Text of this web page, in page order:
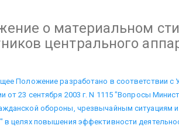
о материальном
центрального
Положение разработано в соответствии с
от 23 сентября 2003 г. N 1115 "Вопросы
обороны, чрезвычайным ситуациям
в целях повышения эффективности